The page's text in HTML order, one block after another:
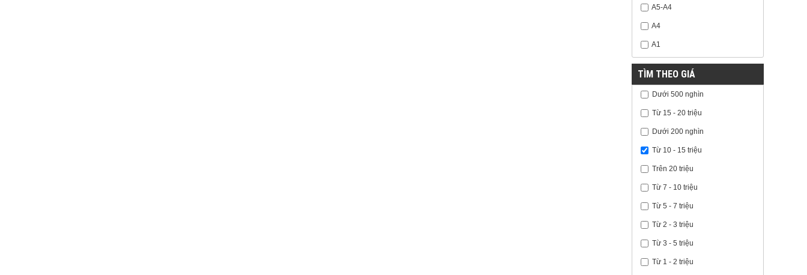
A5-A4
A4
A1
TÌM THEO GIÁ
Dưới 500 nghìn
Từ 15 - 20 triệu
Dưới 200 nghìn
Từ 10 - 15 triệu
Trên 20 triệu
Từ 7 - 10 triệu
Từ 5 - 7 triệu
Từ 2 - 3 triệu
Từ 3 - 5 triệu
Từ 1 - 2 triệu